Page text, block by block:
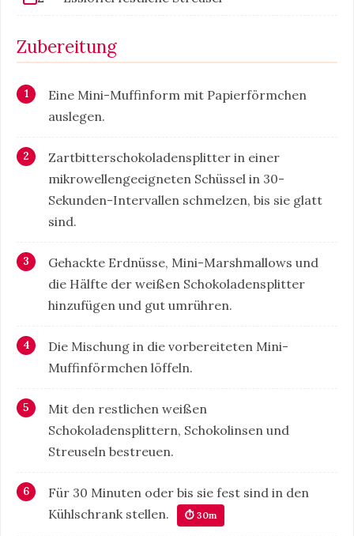
Zubereitung
Eine Mini-Muffinform mit Papierförmchen
auslegen.
Zartbitterschokoladensplitter in einer
mikrowellengeeigneten Schüssel in 30-
Sekunden-Intervallen schmelzen, bis sie glatt
sind.
Gehackte Erdnüsse, Mini-Marshmallows und
die Hälfte der weißen Schokoladensplitter
hinzufügen und gut umrühren.
Die Mischung in die vorbereiteten Mini-
Muffinförmchen löffeln.
Mit den restlichen weißen
Schokoladensplittern, Schokolinsen und
Streuseln bestreuen.
Für 30 Minuten oder bis sie fest sind in den
Kühlschrank stellen.
⏱ 30m